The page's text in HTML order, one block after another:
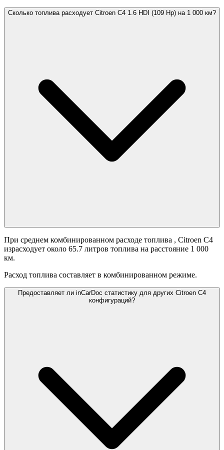
Сколько топлива расходует Citroen C4 1.6 HDI (109 Hp) на 1 000 км?
При среднем комбинированном расходе топлива , Citroen C4
израсходует около 65.7 литров топлива на расстояние 1 000
км.
Расход топлива составляет в комбинированном режиме.
Предоставляет ли inCarDoc статистику для других Citroen C4
конфигураций?